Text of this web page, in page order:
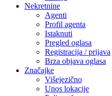
Nekretnine
Agenti
Profil agenta
Istaknuti
Pregled oglasa
Registracija / prijava
Brza objava oglasa
Značajke
Višejezično
Unos lokacije